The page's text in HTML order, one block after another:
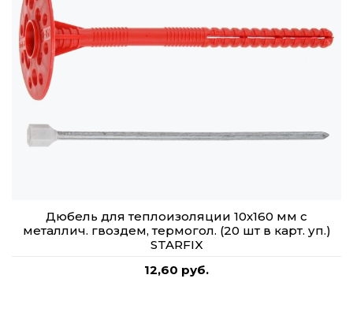
Дюбель для теплоизоляции 10х160 мм с
металлич. гвоздем, термогол. (20 шт в карт. уп.)
STARFIX
12,60 руб.